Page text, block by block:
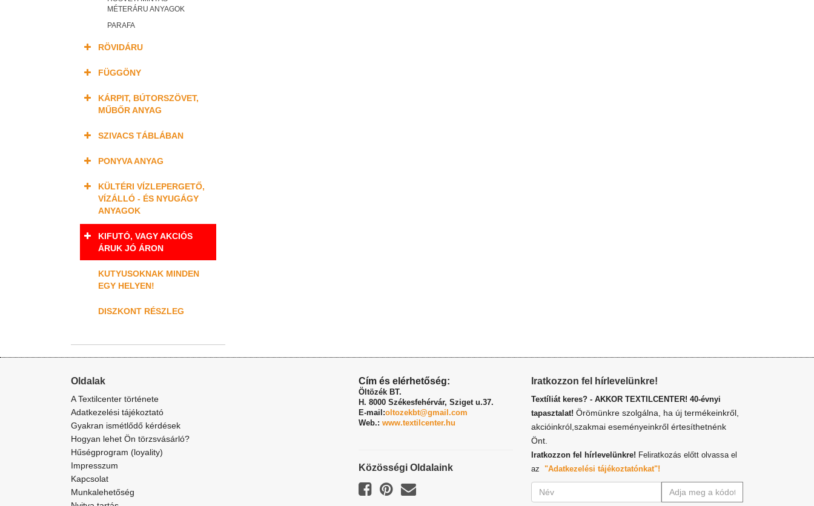
MÉTERÁRU ANYAGOK
PARAFA
RÖVIDÁRU
FÜGGÖNY
KÁRPIT, BÚTORSZÖVET,
MŰBŐR ANYAG
SZIVACS TÁBLÁBAN
PONYVA ANYAG
KÜLTÉRI VÍZLEPERGETŐ,
VÍZÁLLÓ - ÉS NYUGÁGY
ANYAGOK
KIFUTÓ, VAGY AKCIÓS
ÁRUK JÓ ÁRON
KUTYUSOKNAK MINDEN
EGY HELYEN!
DISZKONT RÉSZLEG
Oldalak
A Textilcenter története
Adatkezelési tájékoztató
Gyakran ismétlődő kérdések
Hogyan lehet Ön törzsvásárló?
Hűségprogram (loyality)
Impresszum
Kapcsolat
Munkalehetőség
Cím és elérhetőség:
Öltözék BT.
H. 8000 Székesfehérvár, Sziget u.37.
E-mail:oltozekbt@gmail.com
Web.: www.textilcenter.hu
Közösségi Oldalaink
Iratkozzon fel hírlevelünkre!
Textíliát keres? - AKKOR TEXTILCENTER! 40-évnyi
tapasztalat! Örömünkre szolgálna, ha új termékeinkről,
akcióinkról,szakmai eseményeinkről értesíthetnénk
Önt.
Iratkozzon fel hírlevelünkre! Feliratkozás előtt olvassa el
az "Adatkezelési tájékoztatónkat"!